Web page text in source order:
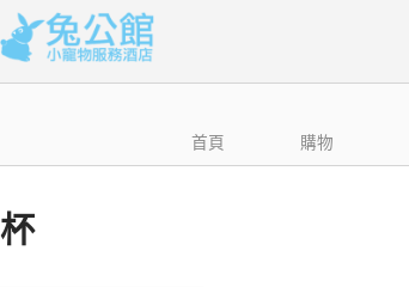
首頁 購物
杯